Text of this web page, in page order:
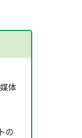
体
の